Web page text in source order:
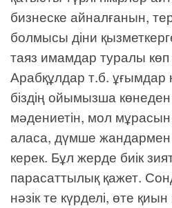
бизнеске айналғанын,
болмысы діни
таяз имамдар туралы
Арабқұлдар т.б. ұғымдар
біздің ойымызша
мәдениетін, мол
аласа, дүмше
керек. Бұл жерде биік
парасаттылық қажет.
нәзік те күрделі, өте